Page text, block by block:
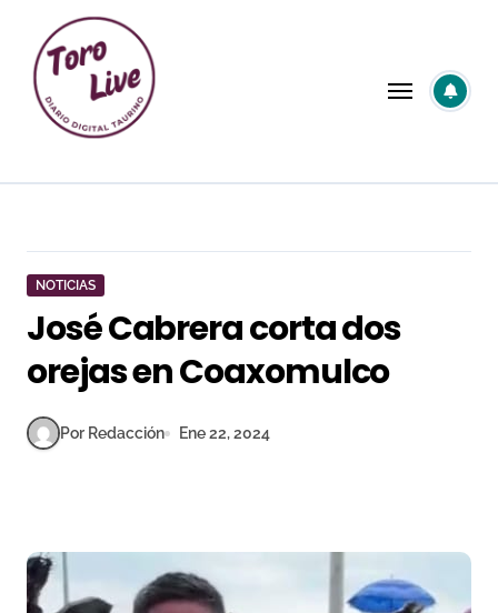
contenido
NOTICIAS
José Cabrera corta dos
orejas en Coaxomulco
Por Redacción Ene 22, 2024